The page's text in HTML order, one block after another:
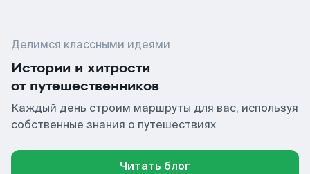
Делимся классными идеями
Истории и хитрости
от путешественников
Каждый день строим маршруты для вас, используя
собственные знания о путешествиях
Читать блог